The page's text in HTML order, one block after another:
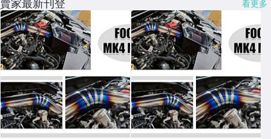
賣家最新刊登 看更多